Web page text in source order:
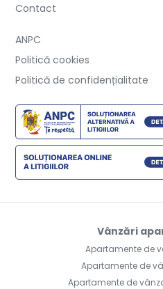
Contact
ANPC
Politică cookies
Politică de confidențialitate
Vânzări
Apartamente de
Apartamente de
Apartamente de